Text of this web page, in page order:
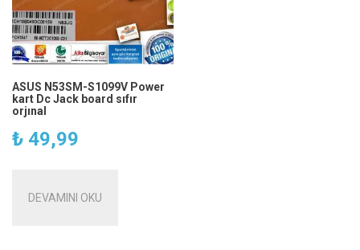
ASUS N53SM-S1099V Power
kart Dc Jack board sıfır
orjınal
₺ 49,99
DEVAMINI OKU